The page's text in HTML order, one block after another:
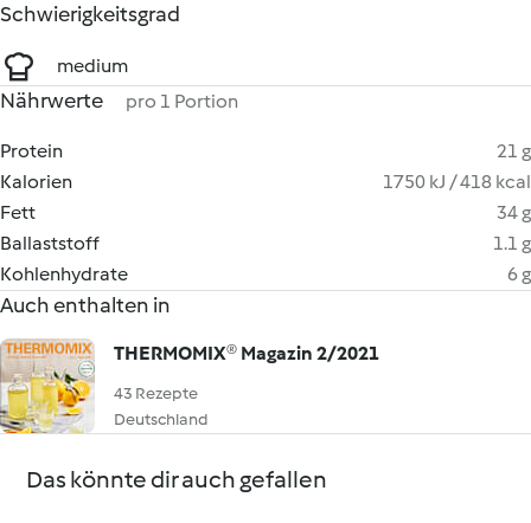
Schwierigkeitsgrad
medium
Nährwerte pro 1 Portion
Protein
21 g
Kalorien
1750 kJ / 418 kcal
Fett
34 g
Ballaststoff
1.1 g
Kohlenhydrate
6 g
Auch enthalten in
THERMOMIX® Magazin 2/2021
43 Rezepte
Deutschland
Das könnte dir auch gefallen